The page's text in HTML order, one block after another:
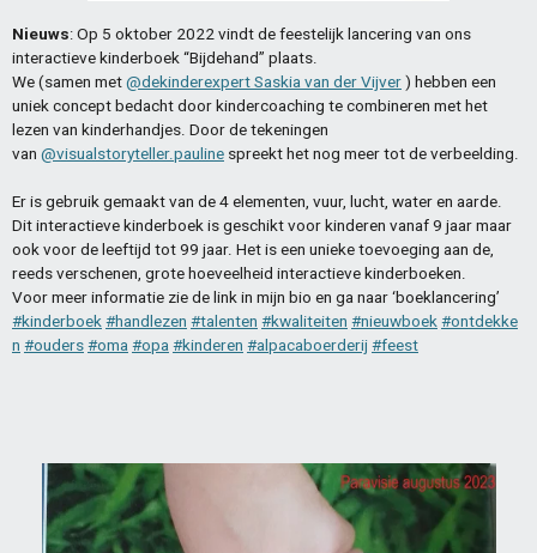
Nieuws: Op 5 oktober 2022 vindt de feestelijk lancering van ons
interactieve kinderboek “Bijdehand” plaats.
We (samen met@dekinderexpert Saskia van der Vijver) hebben een
uniek concept bedacht door kindercoaching te combineren met het
lezen van kinderhandjes. Door de tekeningen
van @visualstoryteller.pauline spreekt het nog meer tot de verbeelding.
Er is gebruik gemaakt van de 4 elementen, vuur, lucht, water en aarde.
Dit interactieve kinderboek is geschikt voor kinderen vanaf 9 jaar maar
ook voor de leeftijd tot 99 jaar. Het is een unieke toevoeging aan de,
reeds verschenen, grote hoeveelheid interactieve kinderboeken.
Voor meer informatie zie de link in mijn bio en ga naar ‘boeklancering’
#kinderboek #handlezen #talenten #kwaliteiten #nieuwboek #ontdekke
n #ouders#oma #opa #kinderen #alpacaboerderij#feest